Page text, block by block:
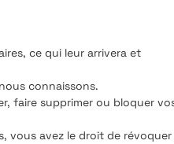
ce qui leur arrivera et
connaissons.
faire supprimer ou bloquer
vous avez le droit de révoquer